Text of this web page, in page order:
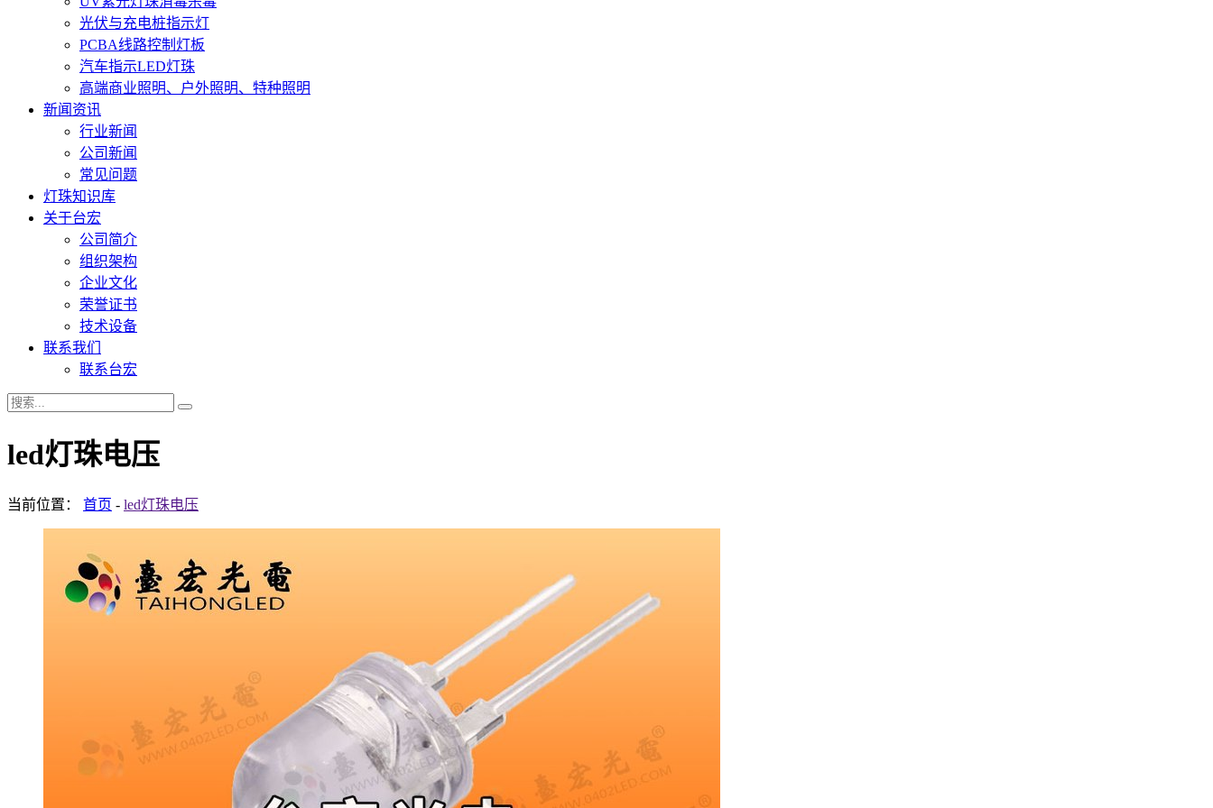
光伏与充电桩指示灯
PCBA线路控制灯板
汽车指示LED灯珠
高端商业照明、户外照明、特种照明
新闻资讯
行业新闻
公司新闻
常见问题
灯珠知识库
关于台宏
公司简介
组织架构
企业文化
荣誉证书
技术设备
联系我们
联系台宏
led灯珠电压
当前位置： 首页 - led灯珠电压